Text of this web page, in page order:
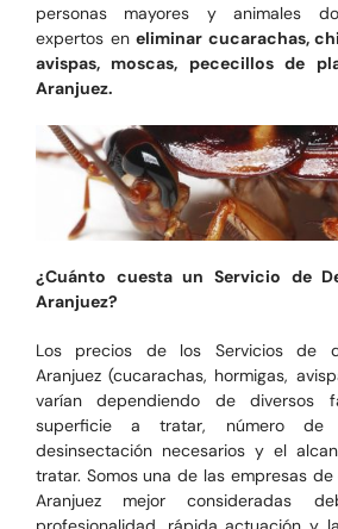
personas mayores y animales
expertos eneliminar cucarachas,
avispas, moscas, pececillos de
Aranjuez.
¿Cuánto cuesta un Servicio de
Aranjuez?
Los precios de los Servicios de
Aranjuez (cucarachas, hormigas,
varían dependiendo de diversos
superficie a tratar, número de
desinsectación necesarios y el
tratar. Somos una de las empresas
Aranjuez mejor consideradas